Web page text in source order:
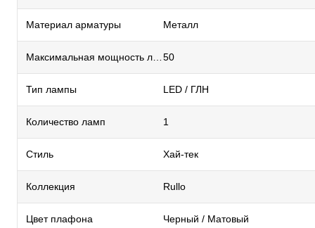
Материал арматуры Металл
50
Тип лампы LED / ГЛН
Количество ламп 1
Стиль Хай-тек
Коллекция Rullo
Цвет плафона Черный / Матовый